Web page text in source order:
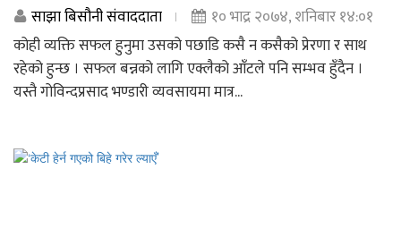
साझा बिसौनी संवाददाता
१० भाद्र २०७४, शनिबार १४:०१
कोही व्यक्ति सफल हुनुमा उसको पछाडि कसै न कसैको प्रेरणा र साथ
रहेको हुन्छ । सफल बन्नको लागि एक्लैको आँटले पनि सम्भव हुँदैन ।
यस्तै गोविन्दप्रसाद भण्डारी व्यवसायमा मात्र...